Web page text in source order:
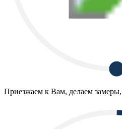
Приезжаем к Вам, делаем